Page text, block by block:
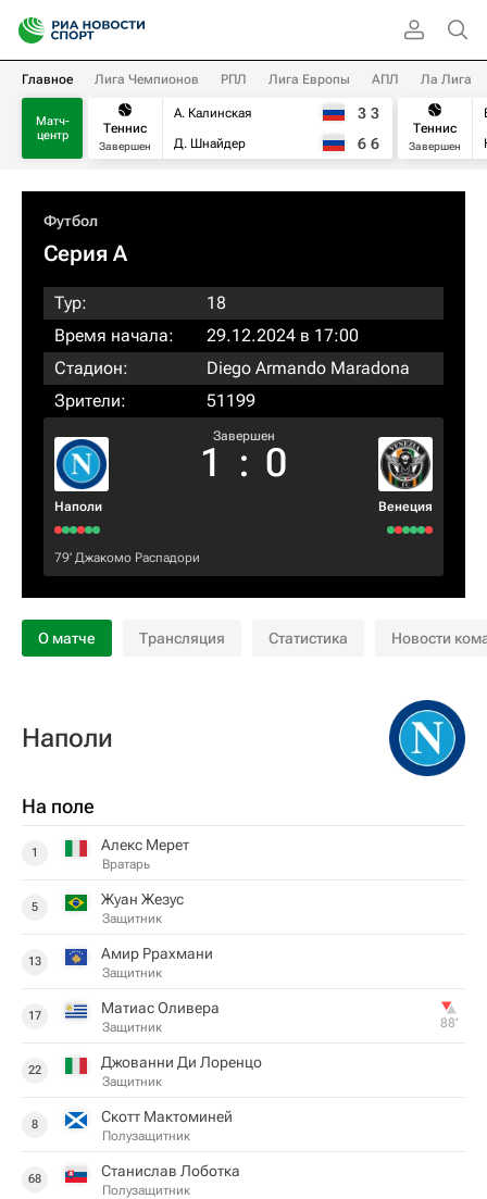
Главное Лига Чемпионов РПЛ Лига Европы АПЛ Ла Лига
Матч-
центр
Теннис
Завершен
А. Калинская
Д. Шнайдер
3 3
6 6
Теннис
Завершен
Футбол
Серия А
Тур:
18
Время начала:
29.12.2024 в 17:00
Стадион:
Diego Armando Maradona
Зрители:
51199
Наполи
Завершен
1 : 0
Венеция
79‎’‎ Джакомо Распадори
О матче Трансляция Статистика Новости
Наполи
На поле
1 Алекс Мерет
Вратарь
5 Жуан Жезус
Защитник
13 Амир Ррахмани
Защитник
17 Матиас Оливера
Защитник 88‎’‎
22 Джованни Ди Лоренцо
Защитник
8 Скотт Мактоминей
Полузащитник
68 Станислав Лоботка
Полузащитник